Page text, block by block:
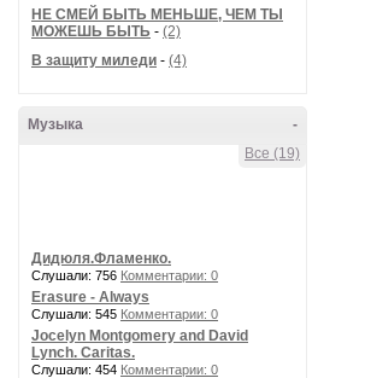
НЕ СМЕЙ БЫТЬ МЕНЬШЕ, ЧЕМ ТЫ
МОЖЕШЬ БЫТЬ - (2)
В защиту миледи - (4)
-
Музыка
Все (19)
Дидюля.Фламенко.
Слушали: 756 Комментарии: 0
Erasure - Always
Слушали: 545 Комментарии: 0
Jocelyn Montgomery and David
Lynch. Caritas.
Слушали: 454 Комментарии: 0